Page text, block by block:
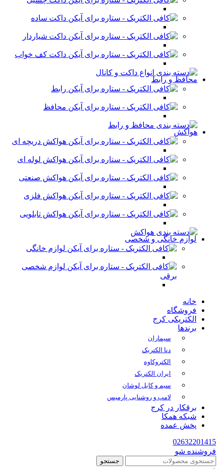
داکت ساده
داکت شیاردار
داکت کف خواب
محافظ و رابط
رابط
محافظ
هواکش
هواکش دریچه ای
هواکش لوله ای
هواکش صنعتی
هواکش فلزی
هواکش تابلویی
لوازم خانگی و شخصی
لوازم خانگی
لوازم شخصی
برقی
خانه
فروشگاه
الکتریکی کرج
برندها
سیماران
دنا الکتریک
الکتروکاوه
ایران الکتریک
سیم و کابل لوشان
لامپ و روشنایی پارمیس
برقکار در کرج
شبکه همکا
پخش عمده
02632201415
فروشنده شو
جستجو